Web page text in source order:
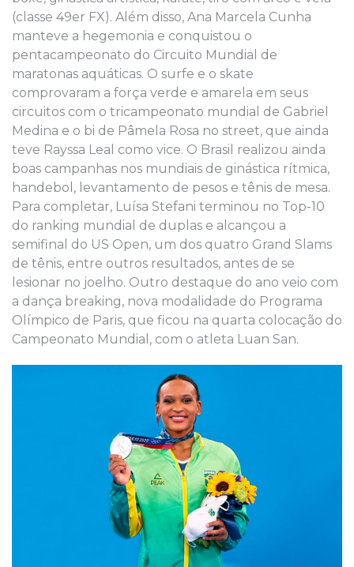
(classe 49er FX). Além disso, Ana Marcela Cunha
manteve a hegemonia e conquistou o
pentacampeonato do Circuito Mundial de
maratonas aquáticas. O surfe e o skate
comprovaram a força verde e amarela em seus
circuitos com o tricampeonato mundial de Gabriel
Medina e o bi de Pâmela Rosa no street, que ainda
teve Rayssa Leal como vice. O Brasil realizou ainda
boas campanhas nos mundiais de ginástica rítmica,
handebol, levantamento de pesos e tênis de mesa.
Para completar, Luísa Stefani terminou no Top-10
do ranking mundial de duplas e alcançou a
semifinal do US Open, um dos quatro Grand Slams
de tênis, entre outros resultados, antes de se
lesionar no joelho. Outro destaque do ano veio com
a dança breaking, nova modalidade do Programa
Olímpico de Paris, que ficou na quarta colocação do
Campeonato Mundial, com o atleta Luan San.